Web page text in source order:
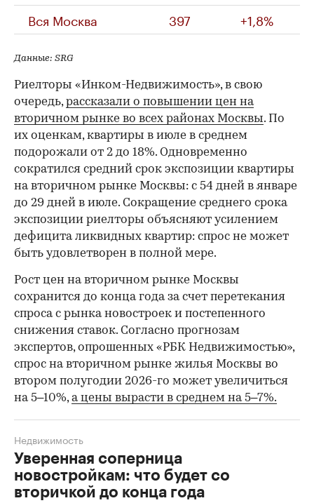
Вся Москва 397 +1,8%
Данные: SRG
Риелторы «Инком-Недвижимость», в свою
очередь,рассказали о повышении цен на
вторичном рынке во всех районах Москвы. По
их оценкам, квартиры в июле в среднем
подорожали от 2 до 18%. Одновременно
сократился средний срок экспозиции квартиры
на вторичном рынке Москвы: с 54 дней в январе
до 29 дней в июле. Сокращение среднего срока
экспозиции риелторы объясняют усилением
дефицита ликвидных квартир: спрос не может
быть удовлетворен в полной мере.
Рост цен на вторичном рынке Москвы
сохранится до конца года за счет перетекания
спроса с рынка новостроек и постепенного
снижения ставок. Согласно прогнозам
экспертов, опрошенных «РБК Недвижимостью»,
спрос на вторичном рынке жилья Москвы во
втором полугодии 2026-го может увеличиться
на 5–10%,а цены вырасти в среднем на 5–7%.
Уверенная соперница
новостройкам: что будет со
вторичкой до конца года
Недвижимость